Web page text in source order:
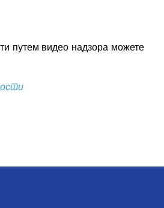
путем видео надзора можете